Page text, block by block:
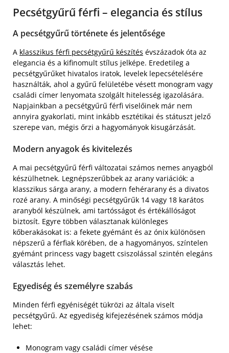
Pecsétgyűrű férfi – elegancia és stílus
A pecsétgyűrű története és jelentősége
A klasszikus férfi pecsétgyűrű készítés évszázadok óta az
elegancia és a kifinomult stílus jelképe. Eredetileg a
pecsétgyűrűket hivatalos iratok, levelek lepecsételésére
használták, ahol a gyűrű felületébe vésett monogram vagy
családi címer lenyomata szolgált hitelesség igazolására.
Napjainkban a pecsétgyűrű férfi viselőinek már nem
annyira gyakorlati, mint inkább esztétikai és státuszt jelző
szerepe van, mégis őrzi a hagyományok kisugárzását.
Modern anyagok és kivitelezés
A mai pecsétgyűrű férfi változatai számos nemes anyagból
készülhetnek. Legnépszerűbbek az arany variációk: a
klasszikus sárga arany, a modern fehérarany és a divatos
rozé arany. A minőségi pecsétgyűrűk 14 vagy 18 karátos
aranyból készülnek, ami tartósságot és értékállóságot
biztosít. Egyre többen választanak különleges
kőberakásokat is: a fekete gyémánt és az ónix különösen
népszerű a férfiak körében, de a hagyományos, színtelen
gyémánt princess vagy bagett csiszolással szintén elegáns
választás lehet.
Egyediség és személyre szabás
Minden férfi egyéniségét tükrözi az általa viselt
pecsétgyűrű. Az egyediség kifejezésének számos módja
lehet:
Monogram vagy családi címer vésése